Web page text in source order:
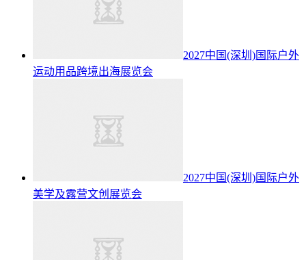
2027中国(深圳)国际户外
运动用品跨境出海展览会
2027中国(深圳)国际户外
美学及露营文创展览会